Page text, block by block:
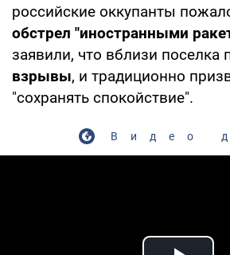
российские оккупанты
обстрел "иностранными
заявили, что вблизи поселка
взрывы, и традиционно
"сохранять спокойствие".
Видео